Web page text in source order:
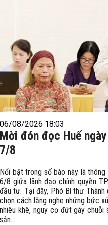
06/08/2026 18:03
Mời đón đọc Huế
7/8
Nổi bật trong số báo này là
6/8 giữa lãnh đạo chính quyền
đầu tư. Tại đây, Phó Bí thư Thành
chọn cách lắng nghe những bức
nhiêu khê, nguy cơ đứt gãy
sản...